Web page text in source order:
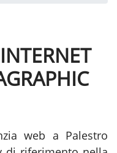
web a Palestro